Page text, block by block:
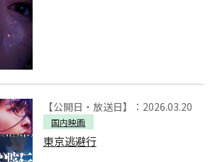
【公開日・放送日】：2026.03.20
国内映画
東京逃避行